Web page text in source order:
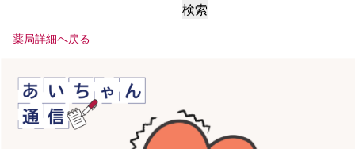
検索
薬局詳細へ戻る